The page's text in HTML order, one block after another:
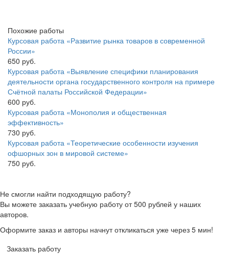
Похожие работы
Курсовая работа «Развитие рынка товаров в современной
России»
650 руб.
Курсовая работа «Выявление специфики планирования
деятельности органа государственного контроля на примере
Счётной палаты Российской Федерации»
600 руб.
Курсовая работа «Монополия и общественная
эффективность»
730 руб.
Курсовая работа «Теоретические особенности изучения
офшорных зон в мировой системе»
750 руб.
Не смогли найти подходящую работу?
Вы можете заказать учебную работу от 500 рублей у наших
авторов.
Оформите заказ и авторы начнут откликаться уже через 5 мин!
Заказать работу